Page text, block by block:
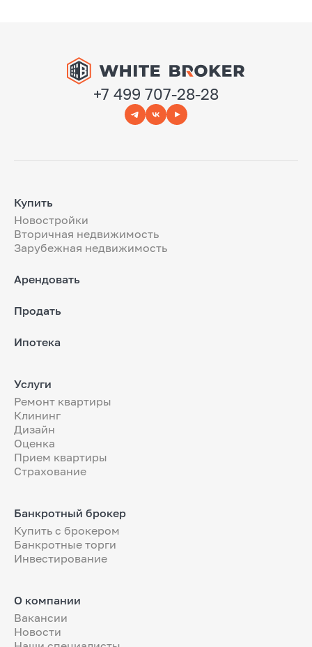
+7 499 707-28-28
Купить
Новостройки
Вторичная недвижимость
Зарубежная недвижимость
Арендовать
Продать
Ипотека
Услуги
Ремонт квартиры
Клининг
Дизайн
Оценка
Прием квартиры
Страхование
Банкротный брокер
Купить с брокером
Банкротные торги
Инвестирование
О компании
Вакансии
Новости